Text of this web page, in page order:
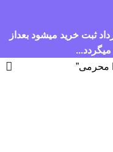
که در بازه 13 مرداد تا 24 مرداد ثبت خرید میشود بعداز
محرمی”